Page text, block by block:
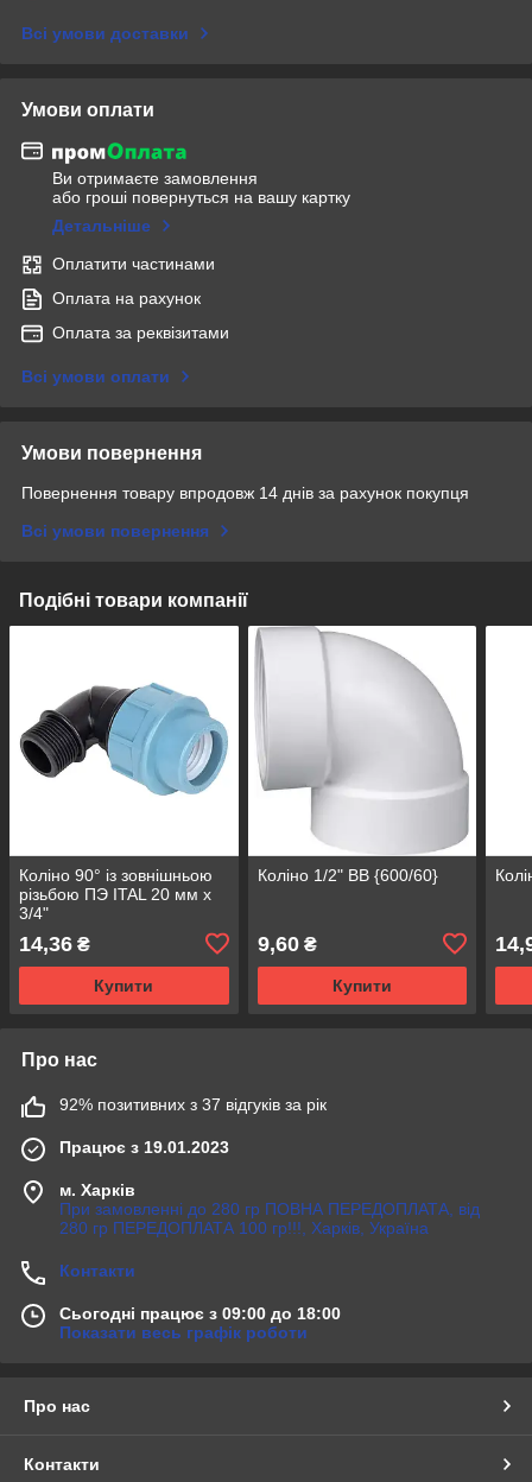
Всі умови доставки
Умови оплати
Ви отримаєте замовлення
або гроші повернуться на вашу картку
Детальніше
Оплатити частинами
Оплата на рахунок
Оплата за реквізитами
Всі умови оплати
Умови повернення
Повернення товару впродовж 14 днів за рахунок покупця
Всі умови повернення
Подібні товари компанії
Коліно 90° із зовнішньою
різьбою ПЭ ITAL 20 мм х
3/4"
14,36 ₴
Купити
Коліно 1/2" ВВ {600/60}
9,60₴
Купити
Про нас
92% позитивних з 37 відгуків за рік
Працює з 19.01.2023
м. Харків
При замовленні до 280 гр ПОВНА ПЕРЕДОПЛАТА, від
280 гр ПЕРЕДОПЛАТА 100 гр!!!, Харків, Україна
Контакти
Сьогодні працює з 09:00 до 18:00
Показати весь графік роботи
Про нас
Контакти